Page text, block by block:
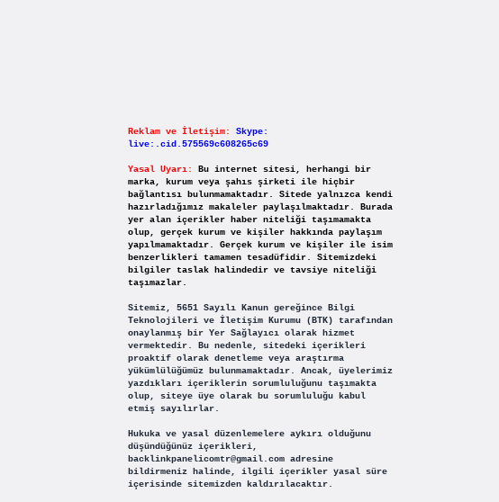
Reklam ve İletişim:
Skype:
live:.cid.575569c608265c69
Yasal Uyarı:
Bu internet sitesi, herhangi bir
marka, kurum veya şahıs şirketi ile hiçbir
bağlantısı bulunmamaktadır. Sitede yalnızca kendi
hazırladığımız makaleler paylaşılmaktadır. Burada
yer alan içerikler haber niteliği taşımamakta
olup, gerçek kurum ve kişiler hakkında paylaşım
yapılmamaktadır. Gerçek kurum ve kişiler ile isim
benzerlikleri tamamen tesadüfidir. Sitemizdeki
bilgiler taslak halindedir ve tavsiye niteliği
taşımazlar.
Sitemiz, 5651 Sayılı Kanun gereğince Bilgi
Teknolojileri ve İletişim Kurumu (BTK) tarafından
onaylanmış bir Yer Sağlayıcı olarak hizmet
vermektedir. Bu nedenle, sitedeki içerikleri
proaktif olarak denetleme veya araştırma
yükümlülüğümüz bulunmamaktadır. Ancak, üyelerimiz
yazdıkları içeriklerin sorumluluğunu taşımakta
olup, siteye üye olarak bu sorumluluğu kabul
etmiş sayılırlar.
Hukuka ve yasal düzenlemelere aykırı olduğunu
düşündüğünüz içerikleri,
backlinkpanelicomtr@gmail.comadresine
bildirmeniz halinde, ilgili içerikler yasal süre
içerisinde sitemizden kaldırılacaktır.